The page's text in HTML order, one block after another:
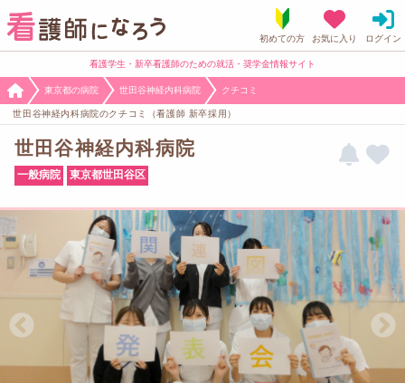
看護学生・新卒看護師のための就活・奨学金情報サイト
東京都の病院 世田谷神経内科病院 クチコミ
世田谷神経内科病院のクチコミ（看護師 新卒採用）
世田谷神経内科病院
一般病院 東京都世田谷区